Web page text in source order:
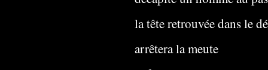
la tête retrouvée dans le
arrêtera la meute